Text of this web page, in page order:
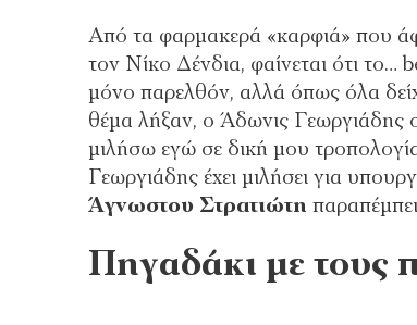
Από τα φαρμακερά «καρφιά» που
τον Νίκο Δένδια, φαίνεται ότι το…
μόνο παρελθόν, αλλά όπως όλα
θέμα λήξαν, ο Άδωνις Γεωργιάδης
μιλήσω εγώ σε δική μου
Γεωργιάδης έχει μιλήσει για
Άγνωστου Στρατιώτη
Πηγαδάκι με τους